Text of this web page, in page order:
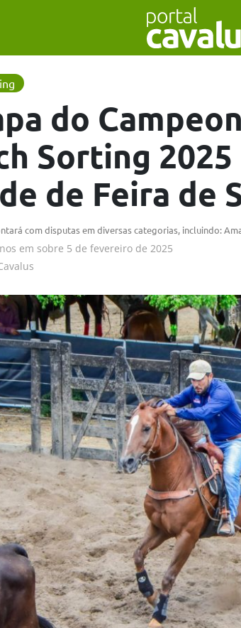
do
Sorting
de Feira de
com disputas em diversas categorias, incluindo:
em sobre 5 de fevereiro de 2025